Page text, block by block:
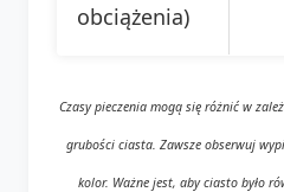
obciążenia)
Czasy pieczenia mogą się różnić w
grubości ciasta. Zawsze obserwuj
kolor. Ważne jest, aby ciasto było